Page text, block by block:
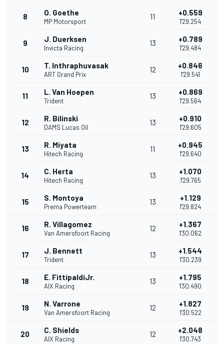
8 O. Goethe
MP Motorsport
11 +0.559
1'29.254
9 J. Duerksen
Invicta Racing
13 +0.789
1'29.484
10 T. Inthraphuvasak
ART Grand Prix
12 +0.846
1'29.541
11 L. Van Hoepen
Trident
13 +0.869
1'29.564
12 R. Bilinski
DAMS Lucas Oil
13 +0.910
1'29.605
13 R. Miyata
Hitech Racing
11 +0.945
1'29.640
14 C. Herta
Hitech Racing
13 +1.070
1'29.765
15 S. Montoya
Prema Powerteam
13 +1.129
1'29.824
16 R. Villagomez
Van Amersfoort Racing
12 +1.367
1'30.062
17 J. Bennett
Trident
13 +1.544
1'30.239
18 E. FittipaldiJr.
AIX Racing
13 +1.795
1'30.490
19 N. Varrone
Van Amersfoort Racing
12 +1.827
1'30.522
20 C. Shields
AIX Racing
12 +2.048
1'30.743